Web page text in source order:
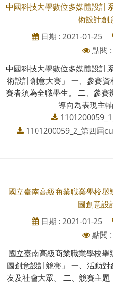
中國科技大學數位多媒體設計
術設計創
日期 : 2021-01-25
點閱
中國科技大學數位多媒體設計
術設計創意大賽」 一、參賽
賽者須為全職學生。 二、參
導向為表現主
1101200059_2_第四屆
國立臺南高級商業職業學校
圖創意設
日期 : 2021-01-25
點閱
國立臺南高級商業職業學校
圖創意設計競賽」 一、活動
友及社會大眾。 二、競賽主